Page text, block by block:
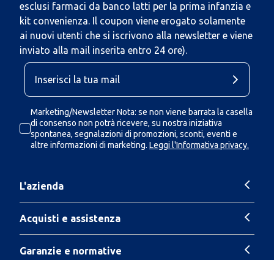
esclusi farmaci da banco latti per la prima infanzia e
kit convenienza. Il coupon viene erogato solamente
ai nuovi utenti che si iscrivono alla newsletter e viene
inviato alla mail inserita entro 24 ore).
Marketing/Newsletter Nota: se non viene barrata la casella
di consenso non potrà ricevere, su nostra iniziativa
spontanea, segnalazioni di promozioni, sconti, eventi e
altre informazioni di marketing. Leggi l'Informativa privacy.
L'azienda
Acquisti e assistenza
Garanzie e normative